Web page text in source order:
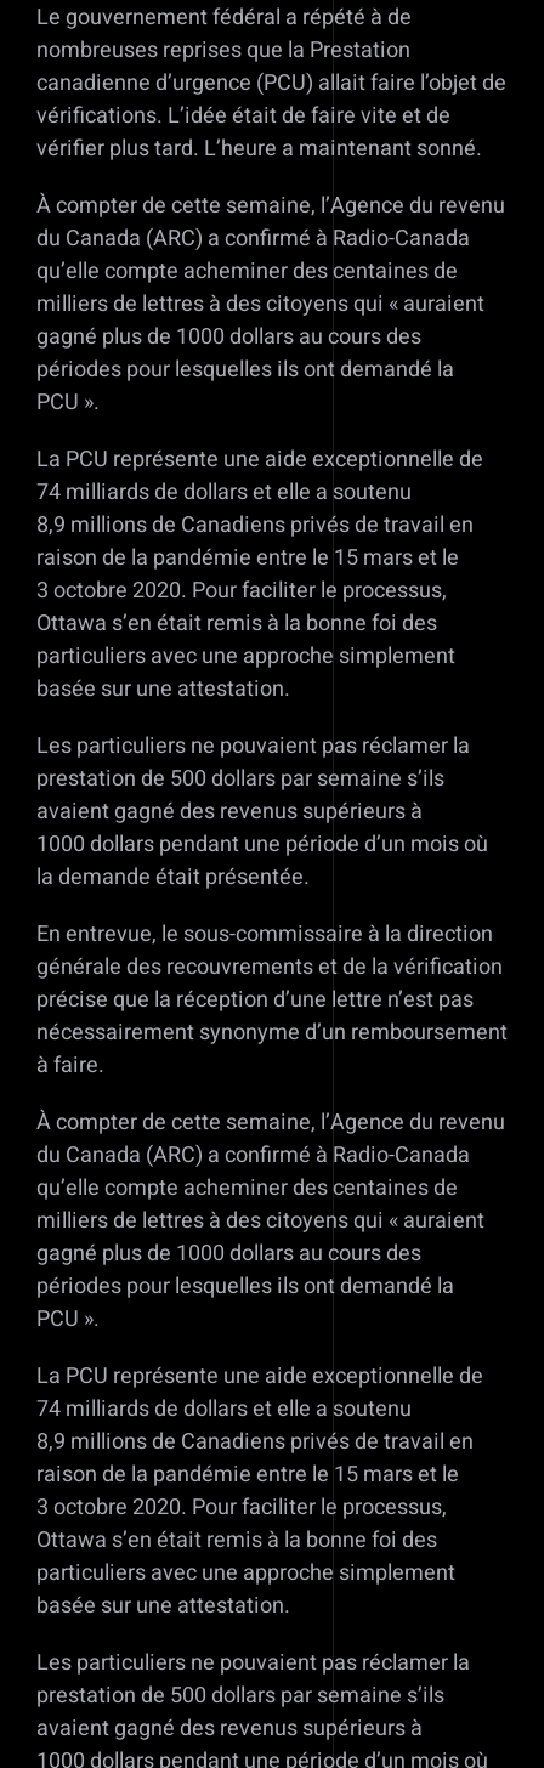
Le gouvernement fédéral a répété à de
nombreuses reprises que la Prestation
canadienne d’urgence (PCU) allait faire l’objet de
vérifications. L’idée était de faire vite et de
vérifier plus tard. L’heure a maintenant sonné.
À compter de cette semaine, l’Agence du revenu
du Canada (ARC) a confirmé à Radio-Canada
qu’elle compte acheminer des centaines de
milliers de lettres à des citoyens qui « auraient
gagné plus de 1000 dollars au cours des
périodes pour lesquelles ils ont demandé la
PCU ».
La PCU représente une aide exceptionnelle de
74 milliards de dollars et elle a soutenu
8,9 millions de Canadiens privés de travail en
raison de la pandémie entre le 15 mars et le
3 octobre 2020. Pour faciliter le processus,
Ottawa s’en était remis à la bonne foi des
particuliers avec une approche simplement
basée sur une attestation.
Les particuliers ne pouvaient pas réclamer la
prestation de 500 dollars par semaine s’ils
avaient gagné des revenus supérieurs à
1000 dollars pendant une période d’un mois où
la demande était présentée.
En entrevue, le sous-commissaire à la direction
générale des recouvrements et de la vérification
précise que la réception d’une lettre n’est pas
nécessairement synonyme d’un remboursement
à faire.
À compter de cette semaine, l’Agence du revenu
du Canada (ARC) a confirmé à Radio-Canada
qu’elle compte acheminer des centaines de
milliers de lettres à des citoyens qui « auraient
gagné plus de 1000 dollars au cours des
périodes pour lesquelles ils ont demandé la
PCU ».
La PCU représente une aide exceptionnelle de
74 milliards de dollars et elle a soutenu
8,9 millions de Canadiens privés de travail en
raison de la pandémie entre le 15 mars et le
3 octobre 2020. Pour faciliter le processus,
Ottawa s’en était remis à la bonne foi des
particuliers avec une approche simplement
basée sur une attestation.
Les particuliers ne pouvaient pas réclamer la
prestation de 500 dollars par semaine s’ils
avaient gagné des revenus supérieurs à